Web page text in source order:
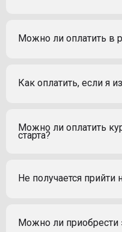
Можно ли оплатить в
Как оплатить, если я
Можно ли оплатить
старта?
Не получается прийти
Можно ли приобрести